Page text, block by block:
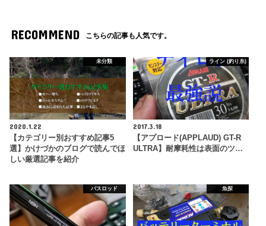
RECOMMEND こちらの記事も人気です。
未分類
2020.1.22
【カテゴリー別おすすめ記事5
選】かけづかのブログで読んでほ
しい厳選記事を紹介
ライン (釣り糸)
2017.3.18
【アプロード(APPLAUD) GT-R
ULTRA】耐摩耗性は表面のツ…
バスロッド 魚探